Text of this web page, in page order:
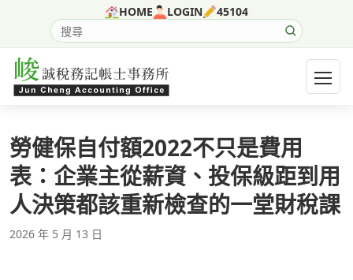
HOME LOGIN 45104
搜尋網站內容
開啟
勞健保自付額2022不只是費用
表：企業主從薪資、投保級距到用
人決策都該重新檢查的一堂財稅課
2026 年 5 月 13 日